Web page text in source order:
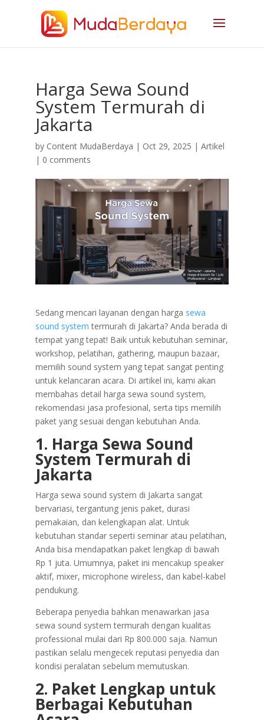
Harga Sewa Sound
System Termurah di
Jakarta
by Content MudaBerdaya | Oct 29, 2025 | Artikel
| 0 comments
Sedang mencari layanan dengan harga sewa
sound system termurah di Jakarta? Anda berada di
tempat yang tepat! Baik untuk kebutuhan seminar,
workshop, pelatihan, gathering, maupun bazaar,
memilih sound system yang tepat sangat penting
untuk kelancaran acara. Di artikel ini, kami akan
membahas detail harga sewa sound system,
rekomendasi jasa profesional, serta tips memilih
paket yang sesuai dengan kebutuhan Anda.
1. Harga Sewa Sound
System Termurah di
Jakarta
Harga sewa sound system di Jakarta sangat
bervariasi, tergantung jenis paket, durasi
pemakaian, dan kelengkapan alat. Untuk
kebutuhan standar seperti seminar atau pelatihan,
Anda bisa mendapatkan paket lengkap di bawah
Rp 1 juta. Umumnya, paket ini mencakup speaker
aktif, mixer, microphone wireless, dan kabel-kabel
pendukung.
Beberapa penyedia bahkan menawarkan jasa
sewa sound system termurah dengan kualitas
professional mulai dari Rp 800.000 saja. Namun
pastikan selalu mengecek reputasi penyedia dan
kondisi peralatan sebelum memutuskan.
2. Paket Lengkap untuk
Berbagai Kebutuhan